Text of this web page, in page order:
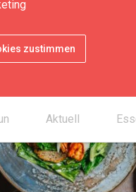
zustimmen
Aktuell